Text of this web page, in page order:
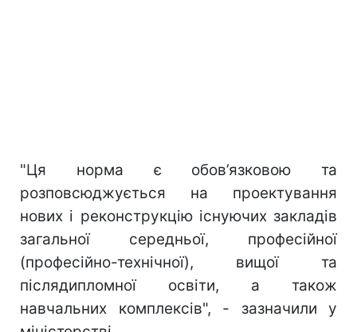
"Ця норма є обов’язковою та
розповсюджується на проектування
нових і реконструкцію існуючих закладів
загальної середньої, професійної
(професійно-технічної), вищої та
післядипломної освіти, а також
навчальних комплексів", - зазначили у